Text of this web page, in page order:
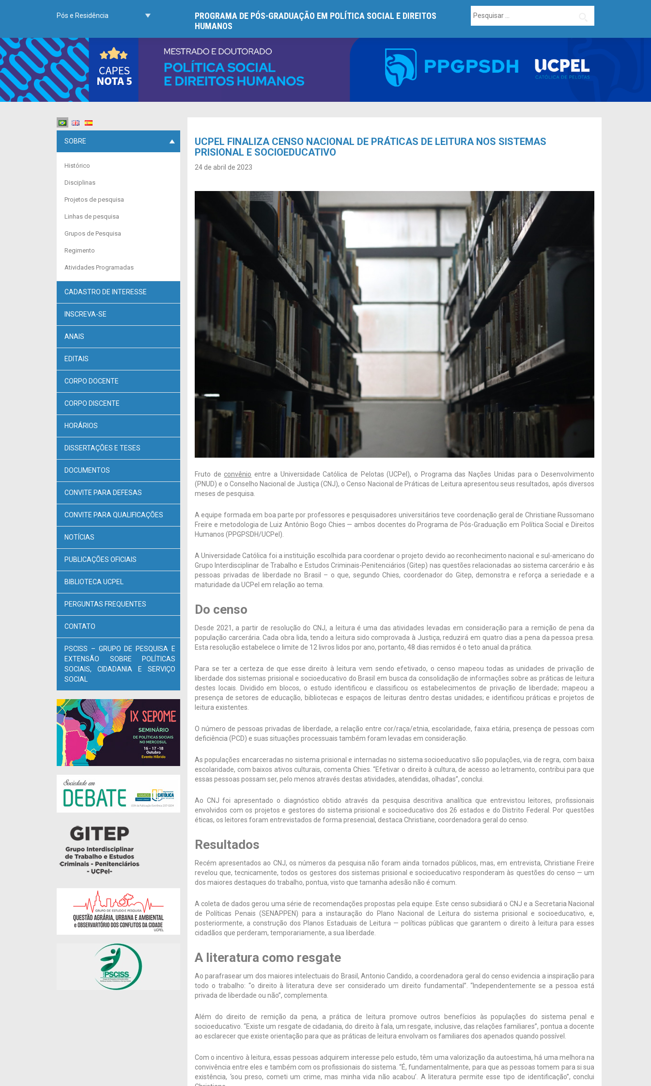
Pós e Residência
PROGRAMA DE PÓS-GRADUAÇÃO EM POLÍTICA SOCIAL E DIREITOS
HUMANOS
por:
SOBRE
Histórico
Disciplinas
Projetos de pesquisa
Linhas de pesquisa
Grupos de Pesquisa
Regimento
Atividades Programadas
CADASTRO DE INTERESSE
INSCREVA-SE
ANAIS
EDITAIS
CORPO DOCENTE
CORPO DISCENTE
HORÁRIOS
DISSERTAÇÕES E TESES
DOCUMENTOS
CONVITE PARA DEFESAS
CONVITE PARA QUALIFICAÇÕES
NOTÍCIAS
PUBLICAÇÕES OFICIAIS
BIBLIOTECA UCPEL
PERGUNTAS FREQUENTES
CONTATO
PSCISS – GRUPO DE PESQUISA E
EXTENSÃO SOBRE POLÍTICAS
SOCIAIS, CIDADANIA E SERVIÇO
SOCIAL
UCPEL FINALIZA CENSO NACIONAL DE PRÁTICAS DE LEITURA NOS SISTEMAS
PRISIONAL E SOCIOEDUCATIVO
24 de abril de 2023
Fruto de convênio entre a Universidade Católica de Pelotas (UCPel), o Programa das Nações Unidas para o Desenvolvimento
(PNUD) e o Conselho Nacional de Justiça (CNJ), o Censo Nacional de Práticas de Leitura apresentou seus resultados, após diversos
meses de pesquisa.
A equipe formada em boa parte por professores e pesquisadores universitários teve coordenação geral de Christiane Russomano
Freire e metodologia de Luiz Antônio Bogo Chies — ambos docentes do Programa de Pós-Graduação em Política Social e Direitos
Humanos (PPGPSDH/UCPel).
A Universidade Católica foi a instituição escolhida para coordenar o projeto devido ao reconhecimento nacional e sul-americano do
Grupo Interdisciplinar de Trabalho e Estudos Criminais-Penitenciários (Gitep) nas questões relacionadas ao sistema carcerário e às
pessoas privadas de liberdade no Brasil – o que, segundo Chies, coordenador do Gitep, demonstra e reforça a seriedade e a
maturidade da UCPel em relação ao tema.
Do censo
Desde 2021, a partir de resolução do CNJ, a leitura é uma das atividades levadas em consideração para a remição de pena da
população carcerária. Cada obra lida, tendo a leitura sido comprovada à Justiça, reduzirá em quatro dias a pena da pessoa presa.
Esta resolução estabelece o limite de 12 livros lidos por ano, portanto, 48 dias remidos é o teto anual da prática.
Para se ter a certeza de que esse direito à leitura vem sendo efetivado, o censo mapeou todas as unidades de privação de
liberdade dos sistemas prisional e socioeducativo do Brasil em busca da consolidação de informações sobre as práticas de leitura
destes locais. Dividido em blocos, o estudo identificou e classificou os estabelecimentos de privação de liberdade; mapeou a
presença de setores de educação, bibliotecas e espaços de leituras dentro destas unidades; e identificou práticas e projetos de
leitura existentes.
O número de pessoas privadas de liberdade, a relação entre cor/raça/etnia, escolaridade, faixa etária, presença de pessoas com
deficiência (PCD) e suas situações processuais também foram levadas em consideração.
As populações encarceradas no sistema prisional e internadas no sistema socioeducativo são populações, via de regra, com baixa
escolaridade, com baixos ativos culturais, comenta Chies. “Efetivar o direito à cultura, de acesso ao letramento, contribui para que
essas pessoas possam ser, pelo menos através destas atividades, atendidas, olhadas”, conclui.
Ao CNJ foi apresentado o diagnóstico obtido através da pesquisa descritiva analítica que entrevistou leitores, profissionais
envolvidos com os projetos e gestores do sistema prisional e socioeducativo dos 26 estados e do Distrito Federal. Por questões
éticas, os leitores foram entrevistados de forma presencial, destaca Christiane, coordenadora geral do censo.
Resultados
Recém apresentados ao CNJ, os números da pesquisa não foram ainda tornados públicos, mas, em entrevista, Christiane Freire
revelou que, tecnicamente, todos os gestores dos sistemas prisional e socioeducativo responderam às questões do censo — um
dos maiores destaques do trabalho, pontua, visto que tamanha adesão não é comum.
A coleta de dados gerou uma série de recomendações propostas pela equipe. Este censo subsidiará o CNJ e a Secretaria Nacional
de Políticas Penais (SENAPPEN) para a instauração do Plano Nacional de Leitura do sistema prisional e socioeducativo, e,
posteriormente, a construção dos Planos Estaduais de Leitura — políticas públicas que garantem o direito à leitura para esses
cidadãos que perderam, temporariamente, a sua liberdade.
A literatura como resgate
Ao parafrasear um dos maiores intelectuais do Brasil, Antonio Candido, a coordenadora geral do censo evidencia a inspiração para
todo o trabalho: “o direito à literatura deve ser considerado um direito fundamental”. “Independentemente se a pessoa está
privada de liberdade ou não”, complementa.
Além do direito de remição da pena, a prática de leitura promove outros benefícios às populações do sistema penal e
socioeducativo. “Existe um resgate de cidadania, do direito à fala, um resgate, inclusive, das relações familiares”, pontua a docente
ao esclarecer que existe orientação para que as práticas de leitura envolvam os familiares dos apenados quando possível.
Com o incentivo à leitura, essas pessoas adquirem interesse pelo estudo, têm uma valorização da autoestima, há uma melhora na
convivência entre eles e também com os profissionais do sistema. “É, fundamentalmente, para que as pessoas tomem para si sua
existência, ‘sou preso, cometi um crime, mas minha vida não acabou’. A literatura permite esse tipo de identificação”, conclui